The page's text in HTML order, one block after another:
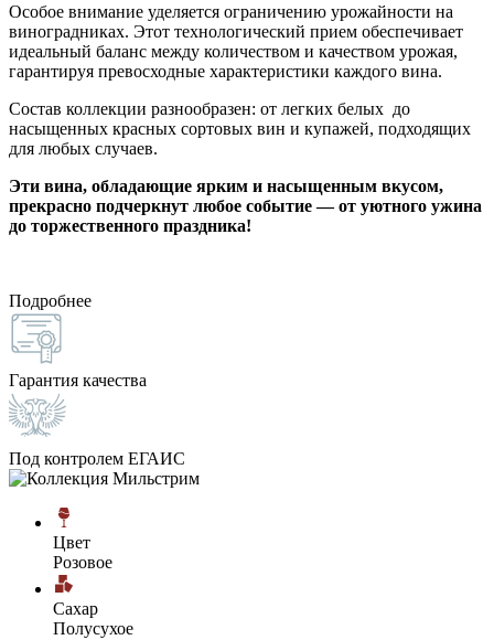
Особое внимание уделяется ограничению урожайности на
виноградниках. Этот технологический прием обеспечивает
идеальный баланс между количеством и качеством урожая,
гарантируя превосходные характеристики каждого вина.
Состав коллекции разнообразен: от легких белых до
насыщенных красных сортовых вин и купажей, подходящих
для любых случаев.
Эти вина, обладающие ярким и насыщенным вкусом,
прекрасно подчеркнут любое событие — от уютного ужина
до торжественного праздника!
Подробнее
Гарантия качества
Под контролем ЕГАИС
Цвет
Розовое
Сахар
Полусухое